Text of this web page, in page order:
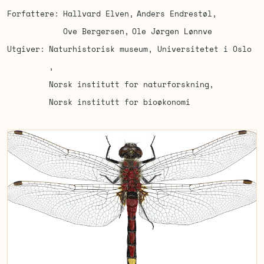
Forfattere Hallvard Elven
Anders Endrestøl
Ove Bergersen
Ole Jørgen Lønnve
Utgiver
Naturhistorisk museum, Universitetet i Oslo
Norsk institutt for naturforskning
Norsk institutt for bioøkonomi